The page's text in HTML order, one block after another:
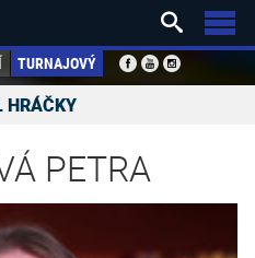
TURNAJOVÝ
 
HRÁČKY
PETRA